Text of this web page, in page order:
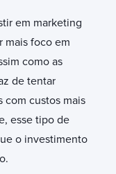
em marketing
mais foco em
como as
de tentar
com custos mais
esse tipo de
o investimento